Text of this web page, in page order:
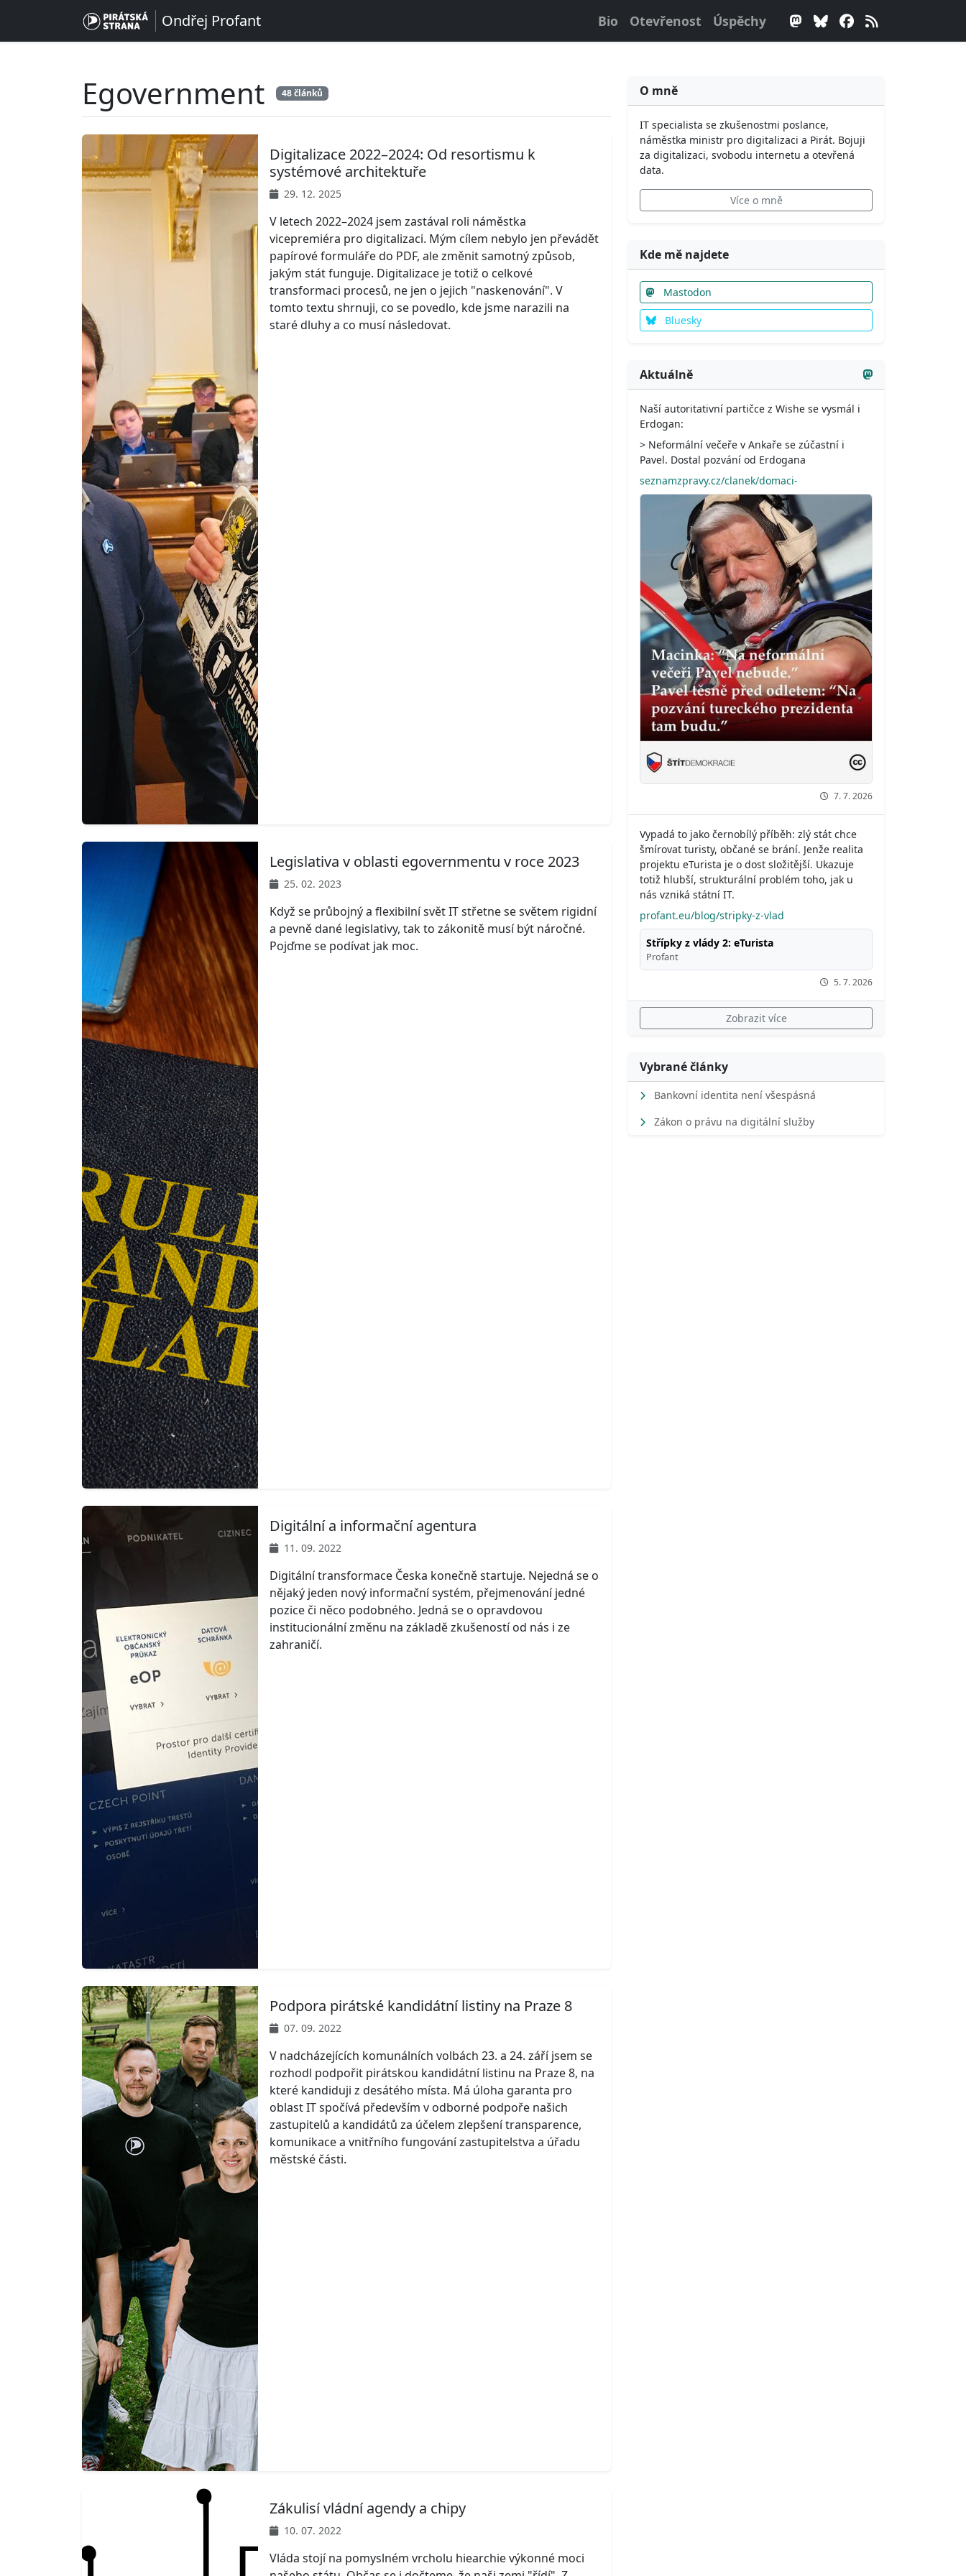
Ondřej Profant Bio Otevřenost Úspěchy
Egovernment 48 článků
Digitalizace 2022–2024: Od resortismu k
systémové architektuře
29. 12. 2025
V letech 2022–2024 jsem zastával roli náměstka
vicepremiéra pro digitalizaci. Mým cílem nebylo jen převádět
papírové formuláře do PDF, ale změnit samotný způsob,
jakým stát funguje. Digitalizace je totiž o celkové
transformaci procesů, ne jen o jejich "naskenování". V
tomto textu shrnuji, co se povedlo, kde jsme narazili na
staré dluhy a co musí následovat.
Legislativa v oblasti egovernmentu v roce 2023
25. 02. 2023
Když se průbojný a flexibilní svět IT střetne se světem rigidní
a pevně dané legislativy, tak to zákonitě musí být náročné.
Pojďme se podívat jak moc.
Digitální a informační agentura
11. 09. 2022
Digitální transformace Česka konečně startuje. Nejedná se o
nějaký jeden nový informační systém, přejmenování jedné
pozice či něco podobného. Jedná se o opravdovou
institucionální změnu na základě zkušeností od nás i ze
zahraničí.
Podpora pirátské kandidátní listiny na Praze 8
07. 09. 2022
V nadcházejících komunálních volbách 23. a 24. září jsem se
rozhodl podpořit pirátskou kandidátní listinu na Praze 8, na
které kandiduji z desátého místa. Má úloha garanta pro
oblast IT spočívá především v odborné podpoře našich
zastupitelů a kandidátů za účelem zlepšení transparence,
komunikace a vnitřního fungování zastupitelstva a úřadu
městské části.
Zákulisí vládní agendy a chipy
10. 07. 2022
Vláda stojí na pomyslném vrcholu hiearchie výkonné moci
O mně
IT specialista se zkušenostmi poslance,
náměstka ministr pro digitalizaci a Pirát. Bojuji
za digitalizaci, svobodu internetu a otevřená
data.
Více o mně
Kde mě najdete
Mastodon
Bluesky
Aktuálně
Naší autoritativní partičce z Wishe se vysmál i
Erdogan:
> Neformální večeře v Ankaře se zúčastní i
Pavel. Dostal pozvání od Erdogana
seznamzpravy.cz/clanek/domaci-
7. 7. 2026
Vypadá to jako černobílý příběh: zlý stát chce
šmírovat turisty, občané se brání. Jenže realita
projektu eTurista je o dost složitější. Ukazuje
totiž hlubší, strukturální problém toho, jak u
nás vzniká státní IT.
profant.eu/blog/stripky-z-vlad
Střípky z vlády 2: eTurista
Profant
5. 7. 2026
Zobrazit více
Vybrané články
Bankovní identita není všespásná
Zákon o právu na digitální služby